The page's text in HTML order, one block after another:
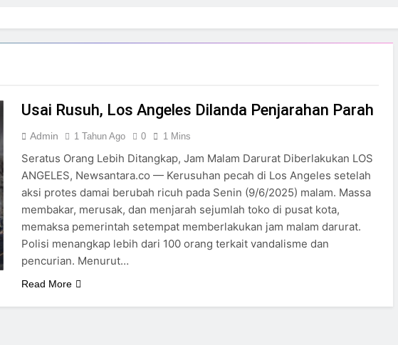
Usai Rusuh, Los Angeles Dilanda Penjarahan Parah
Admin 1 Tahun Ago 0 1 Mins
Seratus Orang Lebih Ditangkap, Jam Malam Darurat Diberlakukan LOS
ANGELES, Newsantara.co — Kerusuhan pecah di Los Angeles setelah
aksi protes damai berubah ricuh pada Senin (9/6/2025) malam. Massa
membakar, merusak, dan menjarah sejumlah toko di pusat kota,
memaksa pemerintah setempat memberlakukan jam malam darurat.
Polisi menangkap lebih dari 100 orang terkait vandalisme dan
pencurian. Menurut…
Read More